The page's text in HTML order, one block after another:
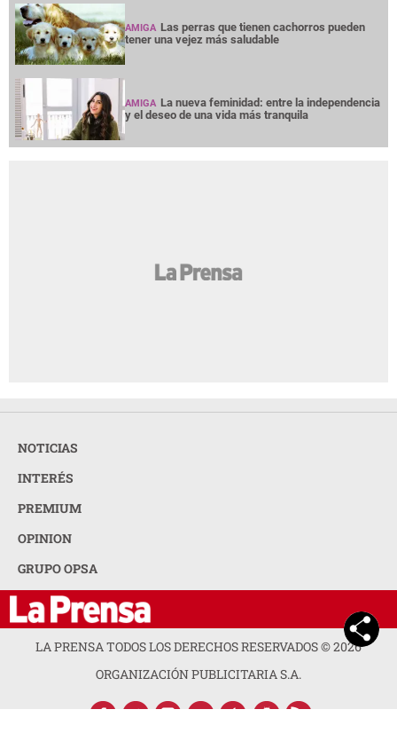
AMIGA Las perras que tienen cachorros pueden
tener una vejez más saludable
AMIGA La nueva feminidad: entre la independencia
y el deseo de una vida más tranquila
NOTICIAS
INTERÉS
PREMIUM
OPINION
GRUPO OPSA
LA PRENSA TODOS LOS DERECHOS RESERVADOS ©2026
ORGANIZACIÓN PUBLICITARIA S.A.